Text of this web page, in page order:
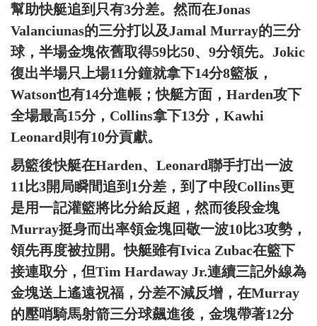
幫助快艇追到只有3分差。然而在Jonas
Valanciunas的三分打以及Jamal Murray的三分
球，半場金塊依舊取得59比50、9分領先。Jokic
復出半場只上場11分鐘就拿下14分8籃板，
Watson也有14分進帳；快艇方面，Harden攻下
全場最高15分，Collins拿下13分，Kawhi
Leonard則有10分貢獻。
易籃後快艇在Harden、Leonard聯手打出一波
11比3開局瞬間追到1分差，到了中段Collins更
是用一記灌籃將比分給反超，然而後段金塊
Murray挺身而出率領金塊回敬一波10比3攻勢，
領先再度被拉開。快艇雖有Ivica Zubac在籃下
接連取分，但Tim Hardaway Jr.連續三記外線為
金塊送上遙遠祝福，分差不減反增，在Murray
的壓哨騎馬射箭三分球飆進後，金塊帶著12分